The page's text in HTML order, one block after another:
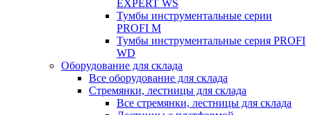
EXPERT WS
Тумбы инструментальные серии
PROFI M
Тумбы инструментальные серия PROFI
WD
Оборудование для склада
Все оборудование для склада
Стремянки, лестницы для склада
Все стремянки, лестницы для склада